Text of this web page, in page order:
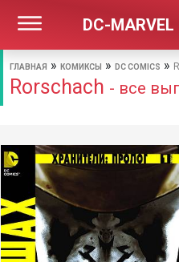
DC-MARVEL
ГЛАВНАЯ » КОМИКСЫ » DC COMICS »
Rorschach - все